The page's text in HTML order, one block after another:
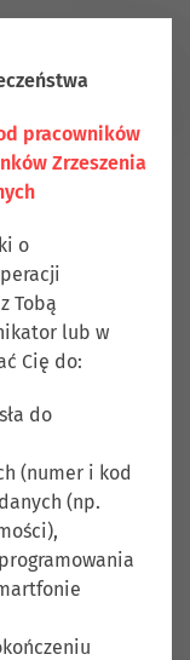
pracowników
Zrzeszenia
o
Tobą
lub w
Cię do:
do
(numer i kod
(np.